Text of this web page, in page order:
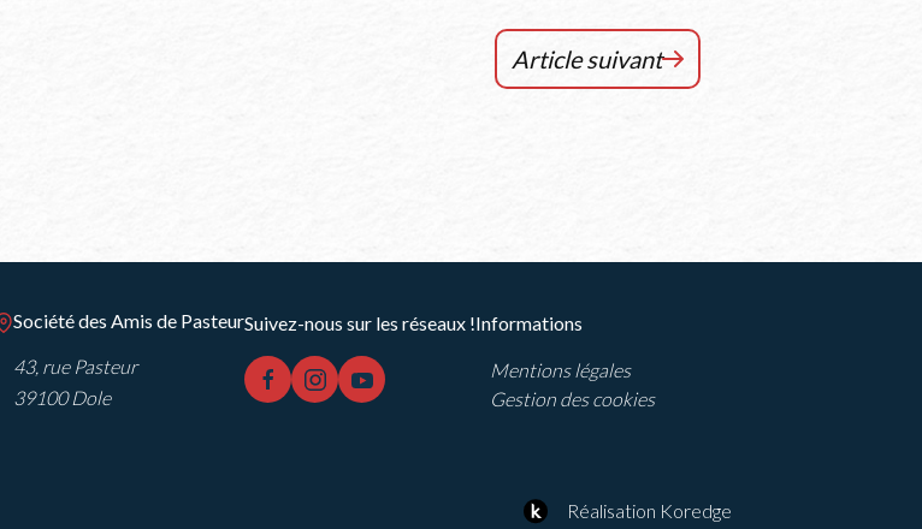
Chronique
2023
Article suivant
Société des Amis de Pasteur
43, rue Pasteur
39100 Dole
Suivez-nous sur les réseaux !
facebook
instagramyoutube
Informations
Mentions légales
Gestion des cookies
Réalisation Koredge